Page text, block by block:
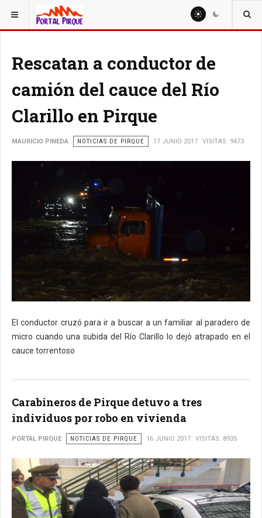
ESTÁ AQUÍ: NOTICIAS
Rescatan a conductor de
camión del cauce del Río
Clarillo en Pirque
MAURICIO PINEDA NOTICIAS DE PIRQUE 17 JUNIO 2017 VISITAS: 9473
El conductor cruzó para ir a buscar a un familiar al paradero de
micro cuando una subida del Río Clarillo lo dejó atrapado en el
cauce torrentoso
Carabineros de Pirque detuvo a tres
individuos por robo en vivienda
PORTAL PIRQUE NOTICIAS DE PIRQUE 16 JUNIO 2017 VISITAS: 8935